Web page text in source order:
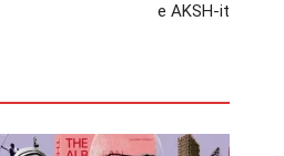
e AKSH-it